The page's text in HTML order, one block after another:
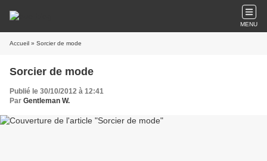
MENU
Accueil » Sorcier de mode
Sorcier de mode
Publié le 30/10/2012 à 12:41
Par Gentleman W.